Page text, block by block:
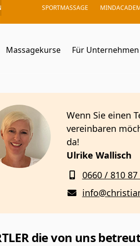
SPORTMASSAGE
Massagekurse Für Unternehmen
Wenn Sie einen
vereinbaren
da!
Ulrike Wallisch
0660 / 810 87
die von uns